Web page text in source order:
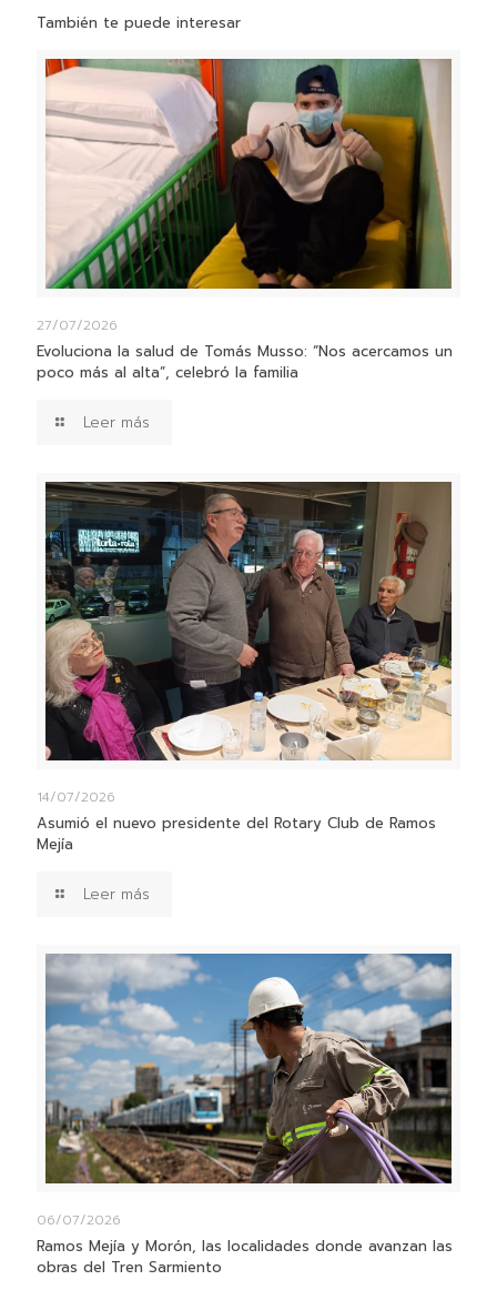
También te puede interesar
27/07/2026
Evoluciona la salud de Tomás Musso: “Nos acercamos un
poco más al alta”, celebró la familia
Leer más
14/07/2026
Asumió el nuevo presidente del Rotary Club de Ramos
Mejía
Leer más
06/07/2026
Ramos Mejía y Morón, las localidades donde avanzan las
obras del Tren Sarmiento